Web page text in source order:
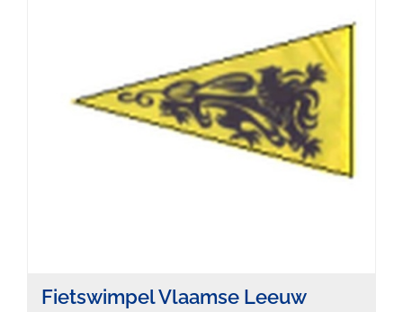
Fietswimpel Vlaamse Leeuw